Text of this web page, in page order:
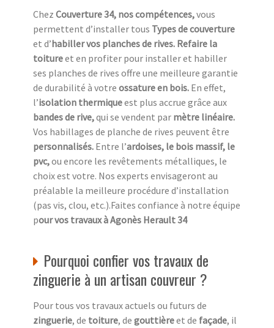
Chez Couverture 34, nos compétences,vous
permettent d’installer tous Types de couverture
et d’habiller vos planches de rives. Refaire la
toitureet en profiter pour installer et habiller
ses planches de rives offre une meilleure garantie
de durabilité à votre ossature en bois. En effet,
l’isolation thermiqueest plus accrue grâce aux
bandes de rive,qui se vendent par mètre linéaire.
Vos habillages de planche de rives peuvent être
personnalisés. Entre l’ardoises, le bois massif, le
pvc,ou encore les revêtements métalliques, le
choix est votre. Nos experts envisageront au
préalable la meilleure procédure d’installation
(pas vis, clou, etc.).Faites confiance à notre équipe
pour vos travaux à Agonès Herault 34
Pourquoi confier vos travaux de
zinguerie à un artisan couvreur ?
Pour tous vos travaux actuels ou futurs de
zinguerie, de toiture, de gouttièreet de façade, il